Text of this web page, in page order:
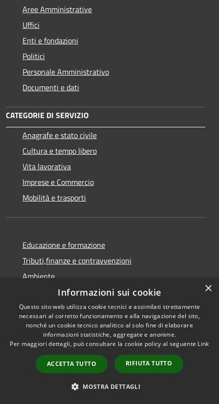
Aree Amministrative
Uffici
Enti e fondazioni
Politici
Personale Amministrativo
Documenti e dati
CATEGORIE DI SERVIZIO
Anagrafe e stato civile
Cultura e tempo libero
Vita lavorativa
Imprese e Commercio
Mobilità e trasporti
Educazione e formazione
Tributi,finanze e contravvenzioni
Ambiente
Salute, benessere e assistenza
Autorizzazioni
Notizie
Comunicati
×
Informazioni sui cookie
Questo sito web utilizza cookie tecnici e assimilati strettamente
necessari al corretto funzionamento e alla navigazione del sito,
nonché un cookie tecnico analitico al solo fine di elaborare
informazioni statistiche, aggregate e anonime.
Per maggiori dettagli, può consultare la cookie policy al seguente Link
ACCETTA TUTTO RIFIUTA TUTTO
MOSTRA DETTAGLI